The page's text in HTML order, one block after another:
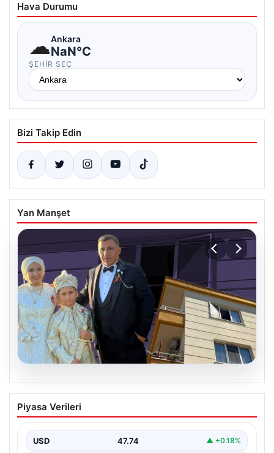
Hava Durumu
☁Ankara
NaN°C
ŞEHIR SEÇ
Bizi Takip Edin
Yan Manşet
Çanakkale’de böcek ilaçlaması felakete
dönüştü. Yusuf öldü, annesi yoğun
Piyasa Verileri
USD 47.74 ▲ +0.18%